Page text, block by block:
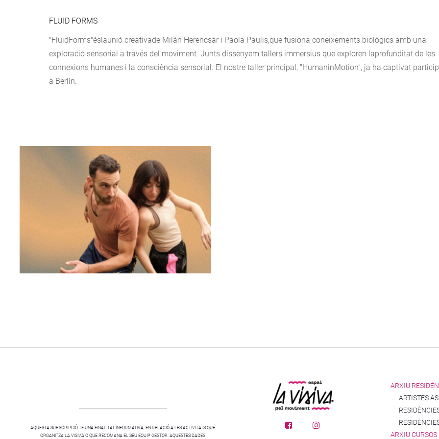
FLUID FORMS
"FluidForms"éslaunió creativade Milán Herencsár i Paola Paulis,que fusiona coneixements biològics amb una
exploració sensorial a través del moviment. Junts dissenyem tallers immersius que exploren laprofunditat de les
connexions humanes i la consciència sensorial. El nostre taller principal, "HumaninMotion", ja ha captivat
a Berlín.
AQUESTA SUBSCRIPCIÓ TÉ UNA FINALITAT INFORMATIVA, EN RELACIÓ A LES ACTIVITATS QUE
ORGANITZA LA VISIVA O QUE RECOMANA EL SEU EQUIP GESTOR. AQUESTES DADES
ARXIU
ARTISTES
ARXIU CURSOS